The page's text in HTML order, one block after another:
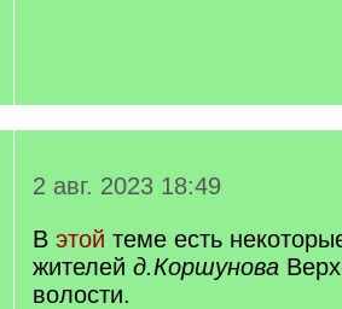
2 авг. 2023 18:49
В этой теме есть
жителей д.Коршунова
волости.